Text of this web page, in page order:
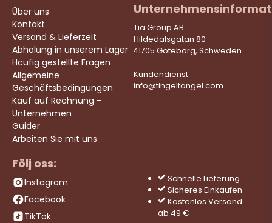
Über uns
Kontakt
Versand & Lieferzeit
Abholung in unserem Lager
Häufig gestellte Fragen
Allgemeine
Geschäftsbedingungen
Kauf auf Rechnung -
Unternehmen
Guider
Arbeiten Sie mit uns
Tia Group AB
Hildedalsgatan 80
41705 Göteborg, Schweden
Kundendienst:
info@tingeltangel.com
Följ oss:
Instagram
Facebook
TikTok
Schnelle Lieferung
Sicheres Einkaufen
Kostenlos Versand
ab 49 €